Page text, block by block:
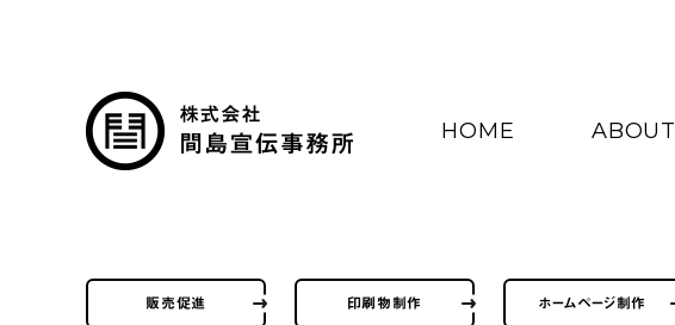
HOME ABOUT
販売促進 印刷物制作 ホームページ制作